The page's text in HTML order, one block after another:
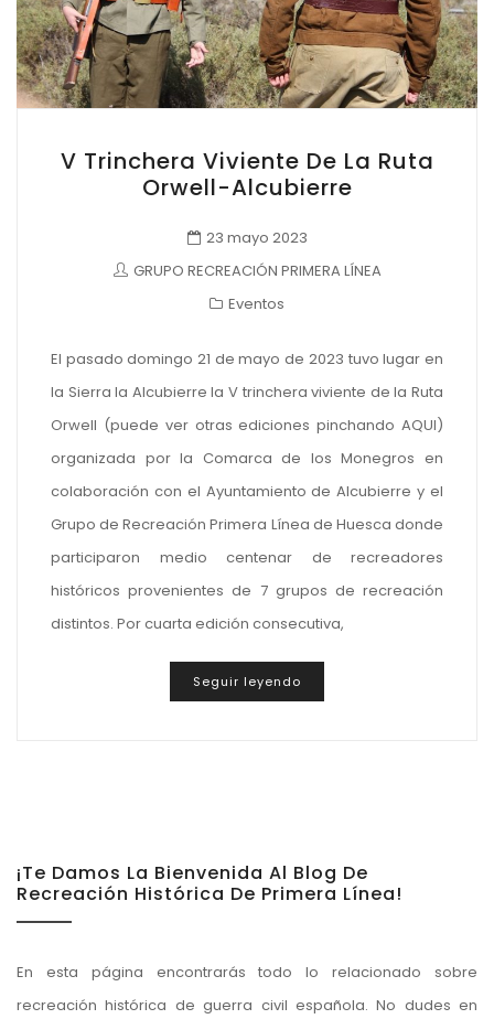
V Trinchera Viviente De La Ruta
Orwell-Alcubierre
23 mayo 2023
GRUPO RECREACIÓN PRIMERA LÍNEA
Eventos
El pasado domingo 21 de mayo de 2023 tuvo lugar en
la Sierra la Alcubierre la V trinchera viviente de la Ruta
Orwell (puede ver otras ediciones pinchando AQUI)
organizada por la Comarca de los Monegros en
colaboración con el Ayuntamiento de Alcubierre y el
Grupo de Recreación Primera Línea de Huesca donde
participaron medio centenar de recreadores
históricos provenientes de 7 grupos de recreación
distintos. Por cuarta edición consecutiva,
Seguir leyendo
¡Te Damos La Bienvenida Al Blog De
Recreación Histórica De Primera Línea!
En esta página encontrarás todo lo relacionado sobre
recreación histórica de guerra civil española. No dudes en